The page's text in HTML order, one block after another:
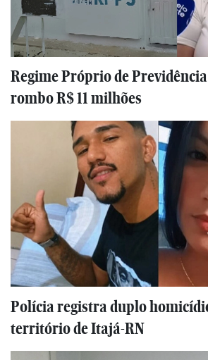
Regime Próprio de
rombo R$ 11 milhões
Polícia registra duplo
território de Itajá-RN